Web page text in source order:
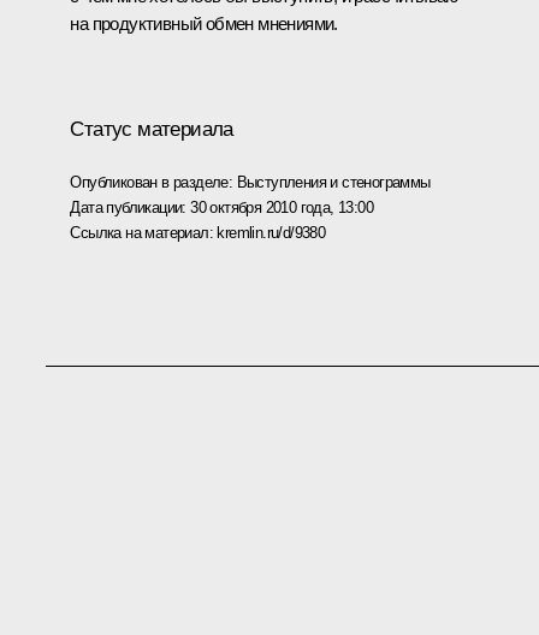
на продуктивный обмен мнениями.
Статус материала
Опубликован в разделе: Выступления и стенограммы
Дата публикации:30 октября 2010 года, 13:00
Ссылка на материал:kremlin.ru/d/9380